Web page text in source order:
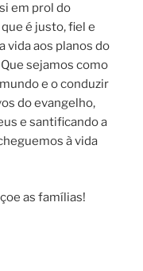
em prol do
é justo, fiel e
vida aos planos do
sejamos como
e o conduzir
do evangelho,
e santificando a
à vida
as famílias!